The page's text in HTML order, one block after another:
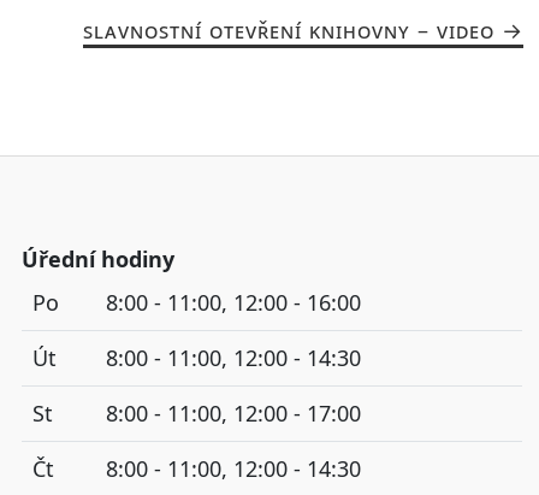
SLAVNOSTNÍ OTEVŘENÍ KNIHOVNY – VIDEO
Úřední hodiny
Po
8:00 - 11:00, 12:00 - 16:00
Út
8:00 - 11:00, 12:00 - 14:30
St
8:00 - 11:00, 12:00 - 17:00
Čt
8:00 - 11:00, 12:00 - 14:30